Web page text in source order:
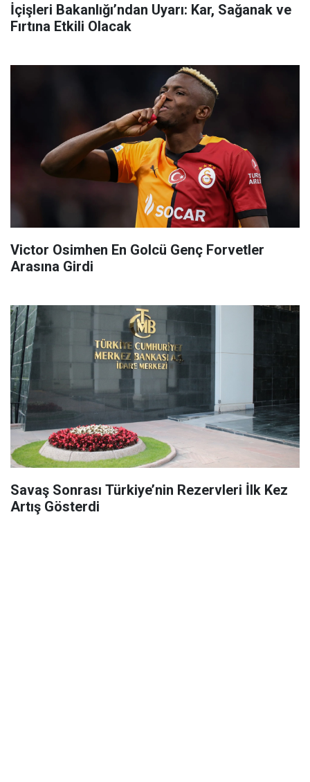
İçişleri Bakanlığı’ndan Uyarı: Kar, Sağanak ve
Fırtına Etkili Olacak
Victor Osimhen En Golcü Genç Forvetler
Arasına Girdi
Savaş Sonrası Türkiye’nin Rezervleri İlk Kez
Artış Gösterdi